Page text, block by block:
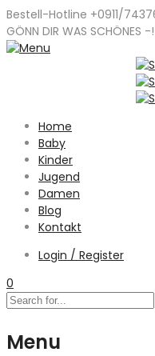
Bestell-Hotline +0911/
GÖNN DIR WAS SCHÖNES -!
Home
Baby
Kinder
Jugend
Damen
Blog
Kontakt
Login / Register
0
Menu